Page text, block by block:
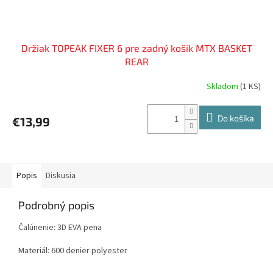
Držiak TOPEAK FIXER 6 pre zadný košik MTX BASKET
REAR
Skladom (1 KS)
€13,99 Do košíka
Popis Diskusia
Podrobný popis
Čalúnenie: 3D EVA pena
Materiál: 600 denier polyester